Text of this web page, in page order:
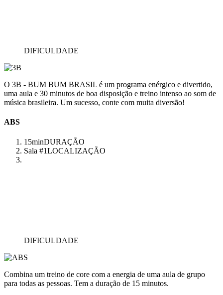
DIFICULDADE
O 3B - BUM BUM BRASIL é um programa enérgico e divertido,
uma aula e 30 minutos de boa disposição e treino intenso ao som de
música brasileira. Um sucesso, conte com muita diversão!
ABS
15minDURAÇÃO
Sala #1LOCALIZAÇÃO
DIFICULDADE
Combina um treino de core com a energia de uma aula de grupo
para todas as pessoas. Tem a duração de 15 minutos.